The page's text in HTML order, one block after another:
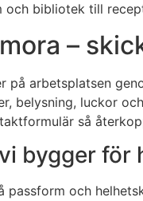
och bibliotek till
–
arbetsplatsen
belysning, luckor
så
bygger för
och